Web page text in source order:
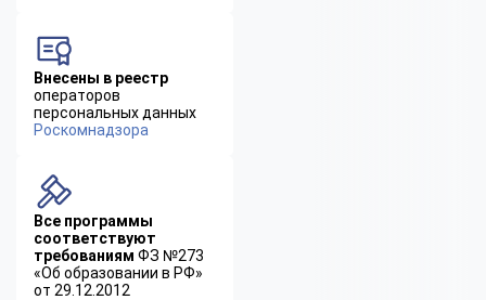
Внесены в реестр
операторов
персональных данных
Роскомнадзора
Все программы
соответствуют
требованиям ФЗ №273
«Об образовании в РФ»
от 29.12.2012